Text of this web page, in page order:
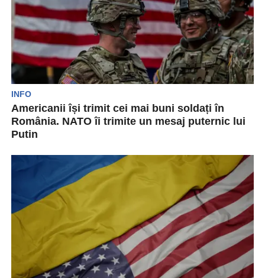
INFO
Americanii își trimit cei mai buni soldați în
România. NATO îi trimite un mesaj puternic lui
Putin
fost trimisă în Europa pentru prima dată în